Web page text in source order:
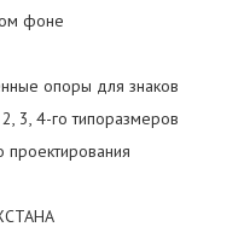
фоне
опоры для знаков
4-го типоразмеров